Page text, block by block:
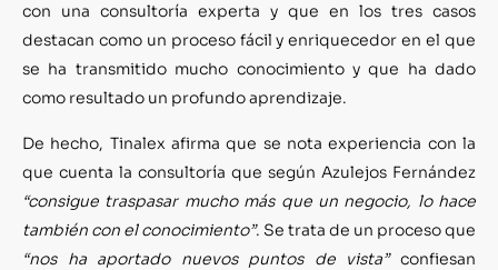
con una consultoría experta y que en los tres casos
destacan como un proceso fácil y enriquecedor en el que
se ha transmitido mucho conocimiento y que ha dado
como resultado un profundo aprendizaje.
De hecho, Tinalex afirma que se nota experiencia con la
que cuenta la consultoría que según Azulejos Fernández
“consigue traspasar mucho más que un negocio, lo hace
también con el conocimiento”. Se trata de un proceso que
“nos ha aportado nuevos puntos de vista” confiesan